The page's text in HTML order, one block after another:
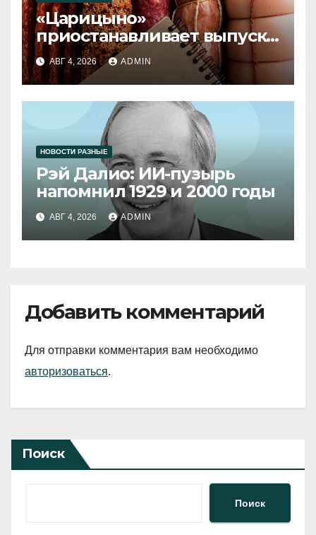
«Царицыно»
приостанавливает выпуск
продукции
АВГ 4, 2026 ADMIN
НОВОСТИ РАЗНЫЕ
Рэй Далио: ИИ-пузырь
напомнил 1929 и 2000 годы
АВГ 4, 2026 ADMIN
Добавить комментарий
Для отправки комментария вам необходимо
авторизоваться.
Поиск
Поиск